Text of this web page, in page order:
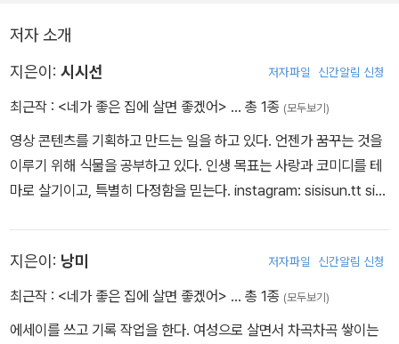
저자 소개
지은이: 시시선 저자파일 신간알림 신청
최근작 : <네가 좋은 집에 살면 좋겠어> … 총 1종 (모두보기)
영상 콘텐츠를 기획하고 만드는 일을 하고 있다. 언젠가 꿈꾸는 것을
이루기 위해 식물을 공부하고 있다. 인생 목표는 사랑과 코미디를 테
마로 살기이고, 특별히 다정함을 믿는다. instagram: sisisun.tt sisi
지은이: 낭미 저자파일 신간알림 신청
최근작 : <네가 좋은 집에 살면 좋겠어> … 총 1종 (모두보기)
에세이를 쓰고 기록 작업을 한다. 여성으로 살면서 차곡차곡 쌓이는